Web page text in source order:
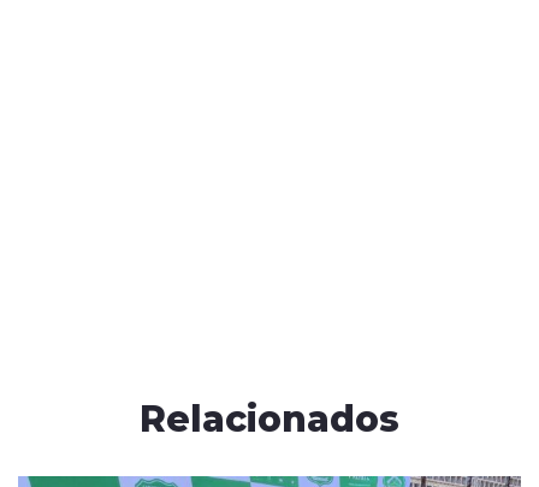
Relacionados